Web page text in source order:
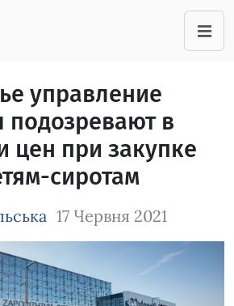
управление
подозревают в
цен при закупке
сиротам
17 Червня 2021